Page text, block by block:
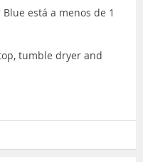
está a menos de 1
tumble dryer and